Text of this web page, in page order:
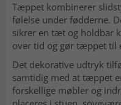
Tæppet kombinerer
følelse under fødderne.
sikrer en tæt og holdbar
over tid og gør tæppet til
Det dekorative udtryk
samtidig med at tæppet
forskellige møbler og